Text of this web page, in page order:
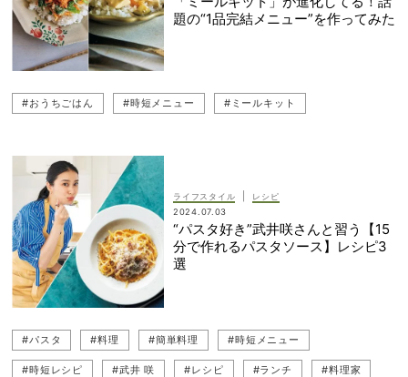
題の“1品完結メニュー”を作ってみた
#おうちごはん #時短メニュー #ミールキット
ライフスタイル
レシピ
2024.07.03
“パスタ好き”武井咲さんと習う【15
分で作れるパスタソース】レシピ3
選
#パスタ #料理 #簡単料理 #時短メニュー
#時短レシピ #武井 咲 #レシピ #ランチ #料理家